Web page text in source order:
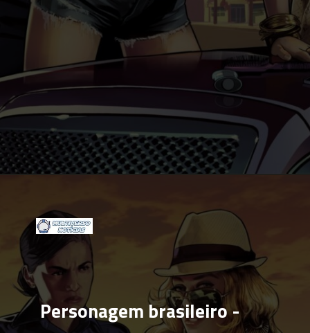
Personagem brasileiro -